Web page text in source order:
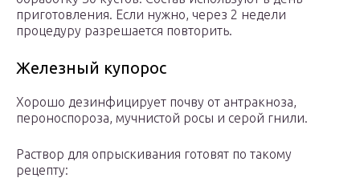
приготовления. Если нужно, через 2 недели
процедуру разрешается повторить.
Железный купорос
Хорошо дезинфицирует почву от антракноза,
пероноспороза, мучнистой росы и серой гнили.
Раствор для опрыскивания готовят по такому
рецепту: